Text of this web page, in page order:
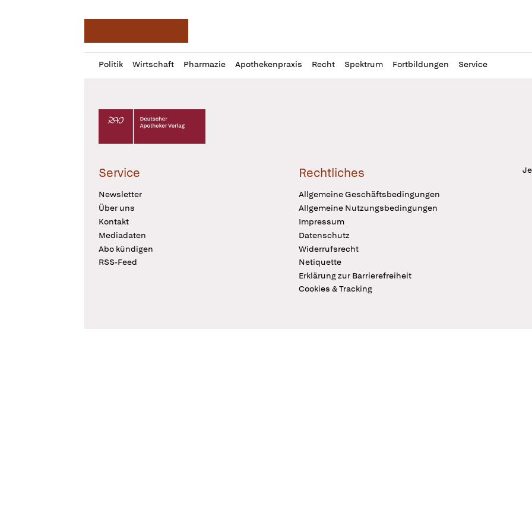
Politik Wirtschaft Pharmazie Apothekenpraxis Recht Spektrum Fortbildungen Service
Profil
öffnen
Daz
Pur
Deutscher Apotheker Verlag Logo
Service
Newsletter
Über uns
Kontakt
Mediadaten
Abo kündigen
RSS-Feed
Rechtliches
Allgemeine Geschäftsbedingungen
Allgemeine Nutzungsbedingungen
Impressum
Datenschutz
Widerrufsrecht
Netiquette
Erklärung zur Barrierefreiheit
Cookies & Tracking